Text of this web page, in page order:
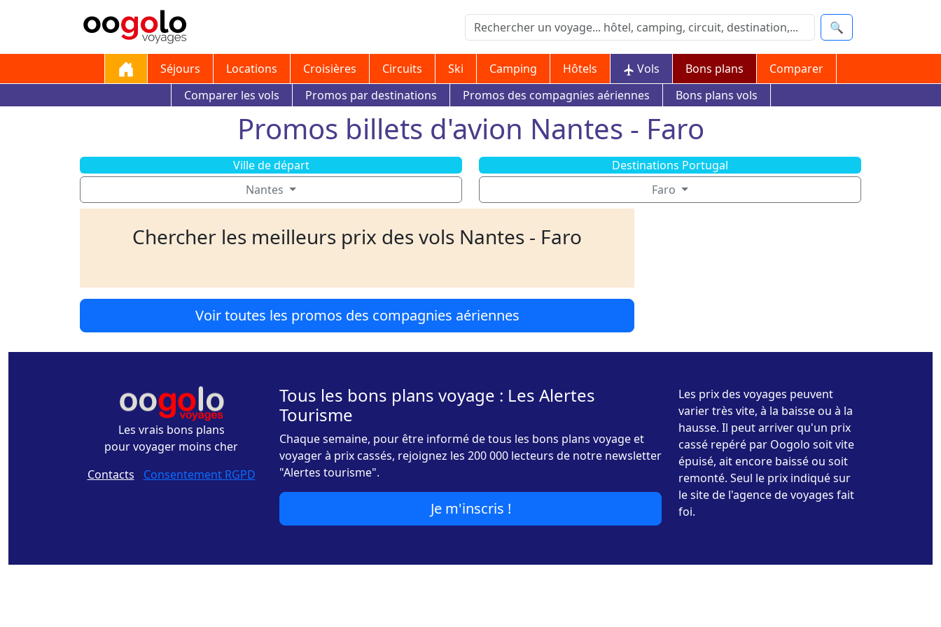
🔍
Séjours Locations Croisières Circuits Ski Camping Hôtels Vols Bons plans
Comparer
Comparer les vols
Promos par destinations Promos des compagnies aériennes Bons plans vols
Promos billets d'avion Nantes - Faro
Ville de départ
Nantes
Destinations Portugal
Faro
Chercher les meilleurs prix des vols Nantes - Faro
Voir toutes les promos des compagnies aériennes
Les vrais bons plans
pour voyager moins cher
Contacts - Consentement RGPD
Tous les bons plans voyage : Les Alertes
Tourisme
Chaque semaine, pour être informé de tous les bons plans voyage et
voyager à prix cassés, rejoignez les 200 000 lecteurs de notre newsletter
"Alertes tourisme".
Je m'inscris !
Les prix des voyages peuvent
varier très vite, à la baisse ou à la
hausse. Il peut arriver qu'un prix
cassé repéré par Oogolo soit vite
épuisé, ait encore baissé ou soit
remonté. Seul le prix indiqué sur
le site de l'agence de voyages fait
foi.